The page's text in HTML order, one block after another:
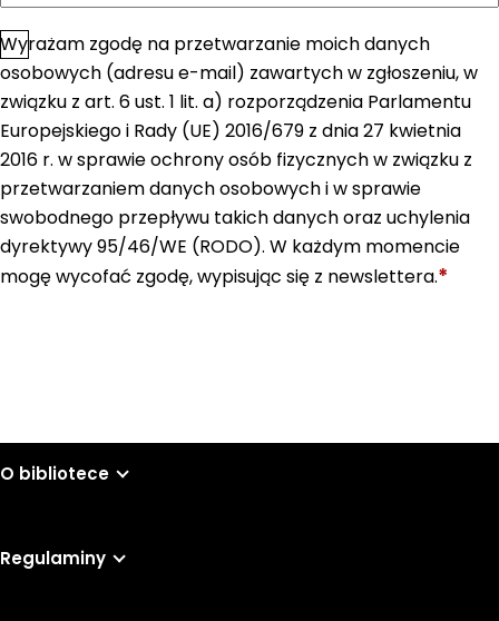
Zgoda*
Wyrażam zgodę na przetwarzanie moich danych
osobowych (adresu e-mail) zawartych w zgłoszeniu, w
związku z art. 6 ust. 1 lit. a) rozporządzenia Parlamentu
Europejskiego i Rady (UE) 2016/679 z dnia 27 kwietnia
2016 r. w sprawie ochrony osób fizycznych w związku z
przetwarzaniem danych osobowych i w sprawie
swobodnego przepływu takich danych oraz uchylenia
dyrektywy 95/46/WE (RODO). W każdym momencie
mogę wycofać zgodę, wypisując się z newslettera.*
O bibliotece
Regulaminy